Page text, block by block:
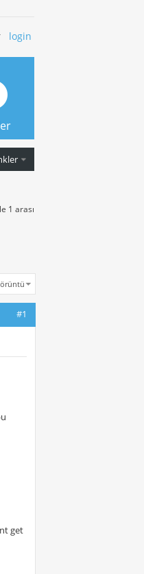
login
1 arası
#1
get